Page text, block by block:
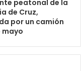
peatonal de la
de Cruz,
por un camión
mayo